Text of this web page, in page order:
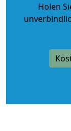
Holen